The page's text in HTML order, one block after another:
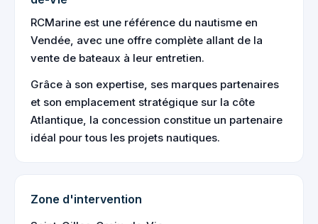
RCMarine est une référence du nautisme en
Vendée, avec une offre complète allant de la
vente de bateaux à leur entretien.
Grâce à son expertise, ses marques partenaires
et son emplacement stratégique sur la côte
Atlantique, la concession constitue un partenaire
idéal pour tous les projets nautiques.
Zone d'intervention